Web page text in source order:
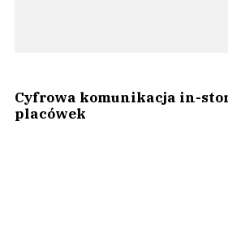
Cyfrowa komunikacja in-
placówek